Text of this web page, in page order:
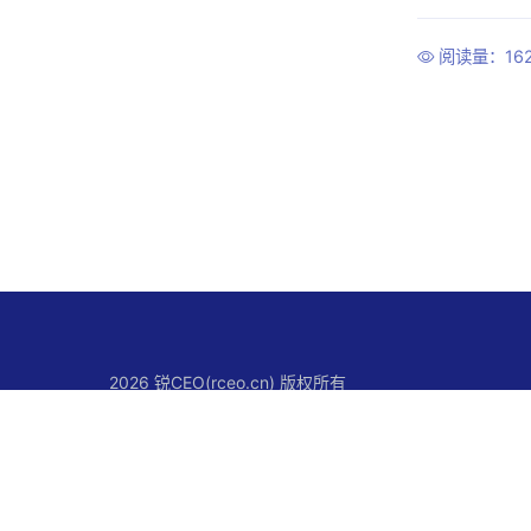
阅读量：
2026 锐CEO(rceo.cn) 版权所有